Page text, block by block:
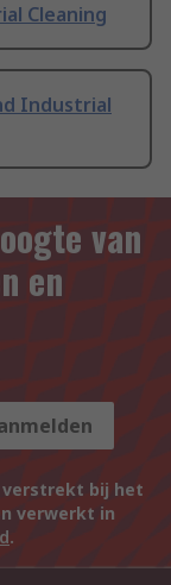
Cleaning
Industrial
van
en
verstrekt bij het
verwerkt in
.